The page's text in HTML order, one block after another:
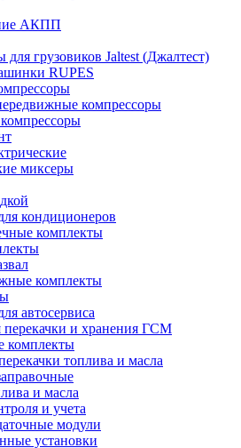
АКПП
для грузовиков Jaltest (Джалтест)
RUPES
компрессоры
миксеры
кондиционеров
комплекты
комплекты
автосервиса
перекачки и хранения ГСМ
комплекты
топлива и масла
и масла
и учета
модули
установки